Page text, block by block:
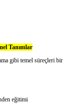
Tanımlar
gibi temel süreçleri bir
eğitimi